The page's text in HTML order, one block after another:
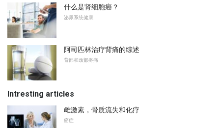
什么是肾细胞癌？
泌尿系统健康
阿司匹林治疗背痛的综述
背部和颈部疼痛
Intresting articles
雌激素，骨质流失和化疗
癌症